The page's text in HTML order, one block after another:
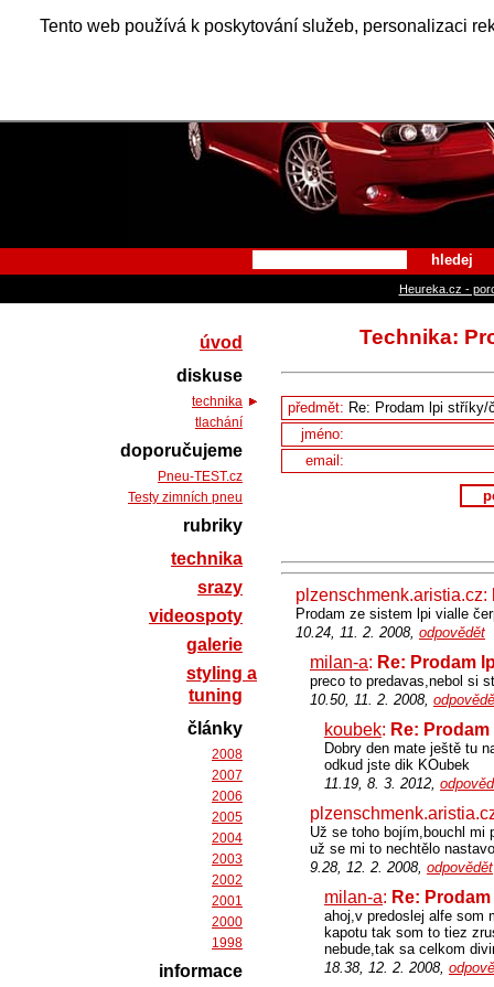
Tento web používá k poskytování služeb, personalizaci
Alfa
hledej
Heureka.cz -
Technika:
předmět:
jméno:
email:
plzenschmenk.aristia.cz:
Prodam ze sistem lpi vialle
10.24, 11. 2. 2008, odpovědět
milan-a: Re: Prodam
preco to predavas,nebol si
10.50, 11. 2. 2008,
koubek: Re:
Dobry den mate ještě tu
odkud jste dik KOubek
11.19, 8. 3. 2012,
Už se toho bojím,bouchl mi
už se mi to nechtělo
9.28, 12. 2. 2008, odpovědět
milan-a: Re:
ahoj,v predoslej alfe som
kapotu tak som to tiez
nebude,tak sa celkom
18.38, 12. 2. 2008,
úvod
diskuse
technika
tlachání
doporučujeme
Pneu-TEST.cz
Testy zimních pneu
rubriky
technika
srazy
videospoty
galerie
styling a
tuning
články
2008
2007
2006
2005
2004
2003
2002
2001
2000
1998
informace